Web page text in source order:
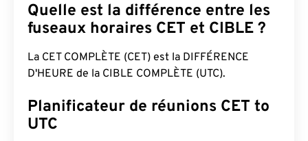
Quelle est la différence entre les
fuseaux horaires CET et CIBLE ?
La CET COMPLÈTE (CET) est la DIFFÉRENCE
D'HEURE de la CIBLE COMPLÈTE (UTC).
Planificateur de réunions CET to
UTC